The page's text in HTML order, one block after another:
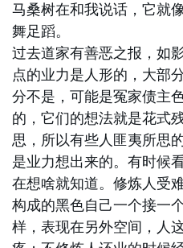
马桑树在和我说话，它就
舞足蹈。
过去道家有善恶之报，如
点的业力是人形的，大部
分不是，可能是冤家债主
的，它们的想法就是花式
思，所以有些人匪夷所思
是业力想出来的。有时候
在想啥就知道。修炼人受
构成的黑色自己一个接一
样，表现在另外空间，人